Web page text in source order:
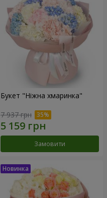
Букет "Ніжна хмаринка"
7 937 грн
Замовити